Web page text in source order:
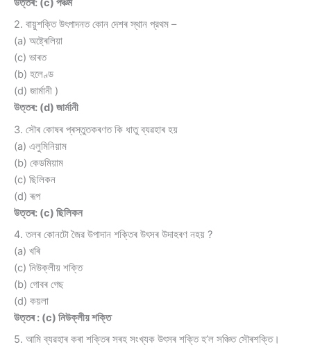
উত্তৰ: (c) পঞ্চম
2. বায়ুশক্তি উৎপাদনত কোন দেশৰ স্থান প্রথম –
(a) অষ্ট্ৰেলিয়া
(c) ভাৰত
(b) হলেণ্ড
(d) জার্মানী )
উত্তৰ: (d) জার্মানী
3. সৌৰ কোষৰ প্ৰস্তুতকৰণত কি ধাতু ব্যৱহাৰ হয়
(a) এলুমিনিয়াম
(b) কেডমিয়াম
(c) ছিলিকন
(d) ৰূপ
উত্তৰ: (c) ছিলিকন
4. তলৰ কোনটো জৈৱ উপাদান শক্তিৰ উৎসৰ উদাহৰণ নহয় ?
(a) খৰি
(c) নিউক্লীয় শক্তি
(b) গোবৰ গেছ
(d) কয়লা
উত্তৰ : (c) নিউক্লীয় শক্তি
5. আমি ব্যৱহাৰ কৰা শক্তিৰ সৰহ সংখ্যক উৎসৰ শক্তি হ’ল সঞ্চিত সৌৰশক্তি।